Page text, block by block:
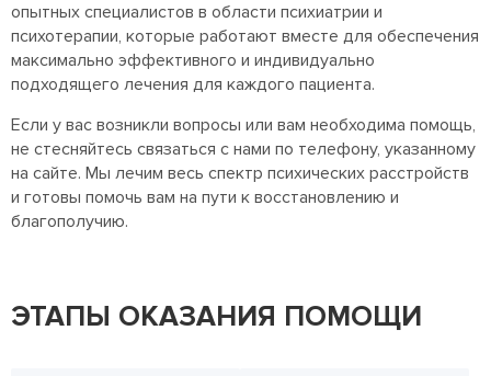
опытных специалистов в области психиатрии и
психотерапии, которые работают вместе для обеспечения
максимально эффективного и индивидуально
подходящего лечения для каждого пациента.
Если у вас возникли вопросы или вам необходима помощь,
не стесняйтесь связаться с нами по телефону, указанному
на сайте. Мы лечим весь спектр психических расстройств
и готовы помочь вам на пути к восстановлению и
благополучию.
ЭТАПЫ ОКАЗАНИЯ ПОМОЩИ